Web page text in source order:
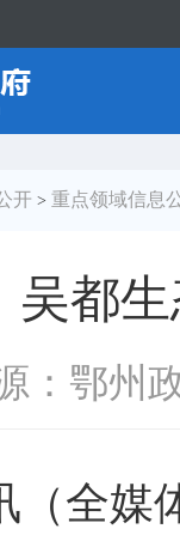
开 > 重点领域信息
吴都
：鄂州
媒体